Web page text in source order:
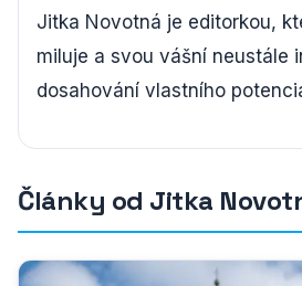
Jitka Novotná je editorkou,
miluje a svou vášní neustále
dosahování vlastního
Články od Jitka